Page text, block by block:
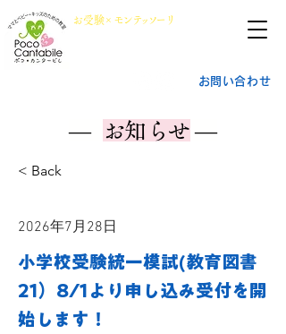
​お受験× モンテッソーリ
お問い合わせ
― お知らせ ―
< Back
2026年7月28日
小学校受験統一模試(教育図書
21）8/1より申し込み受付を開
始します！